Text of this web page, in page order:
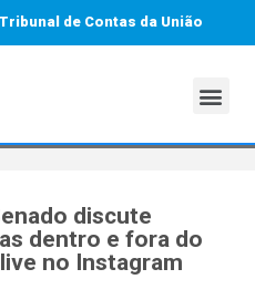
de Contas da União
discute
dentro e fora do
no Instagram